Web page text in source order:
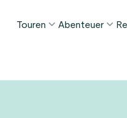
Touren
Norway in a Nutshell®
Abenteuer
Tour zur